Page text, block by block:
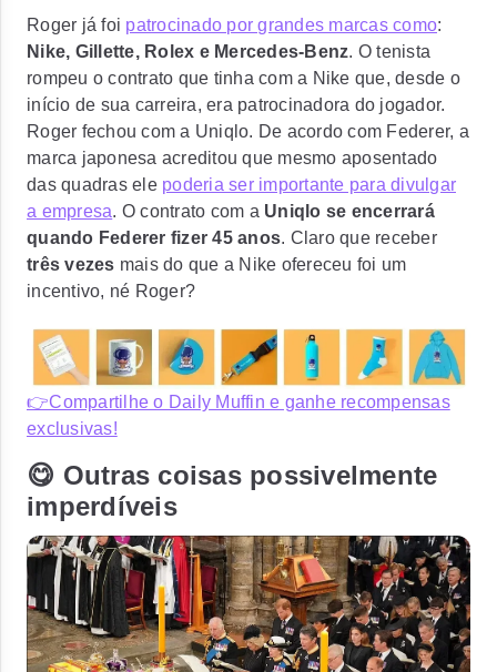
Roger já foi patrocinado por grandes marcas como:
Nike, Gillette, Rolex e Mercedes-Benz. O tenista
rompeu o contrato que tinha com a Nike que, desde o
início de sua carreira, era patrocinadora do jogador.
Roger fechou com a Uniqlo. De acordo com Federer, a
marca japonesa acreditou que mesmo aposentado
das quadras ele poderia ser importante para divulgar
a empresa. O contrato com a Uniqlo se encerrará
quando Federer fizer 45 anos. Claro que receber
três vezes mais do que a Nike ofereceu foi um
incentivo, né Roger?
👉Compartilhe o Daily Muffin e ganhe recompensas
exclusivas!
😋 Outras coisas possivelmente
imperdíveis